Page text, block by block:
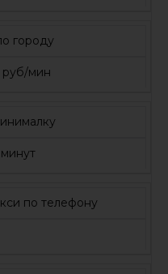
городу
руб/мин
по телефону